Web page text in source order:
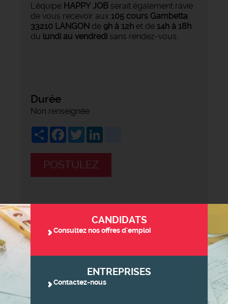
L'équipe HAPPY JOB serait également ravie
de vous recevoir aux 105 cours Gambetta
33210 LANGON de 9h à 12h et de 14h à 18h
du lundi au vendredi sans rendez-vous.
Durée
Non renseignée
ShareFacebook
Twitter
POSTULEZ
CANDIDATS
Consultez nos offres d'emploi
ENTREPRISES
Contactez-nous